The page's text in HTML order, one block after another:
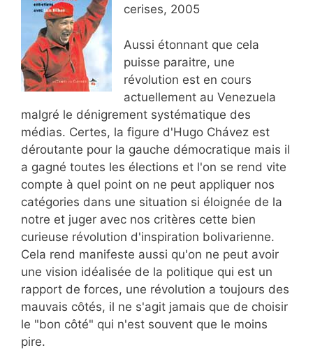
cerises, 2005
Aussi étonnant que cela
puisse paraitre, une
révolution est en cours
actuellement au Venezuela
malgré le dénigrement systématique des
médias. Certes, la figure d'Hugo Chávez est
déroutante pour la gauche démocratique mais il
a gagné toutes les élections et l'on se rend vite
compte à quel point on ne peut appliquer nos
catégories dans une situation si éloignée de la
notre et juger avec nos critères cette bien
curieuse révolution d'inspiration bolivarienne.
Cela rend manifeste aussi qu'on ne peut avoir
une vision idéalisée de la politique qui est un
rapport de forces, une révolution a toujours des
mauvais côtés, il ne s'agit jamais que de choisir
le "bon côté" qui n'est souvent que le moins
pire.